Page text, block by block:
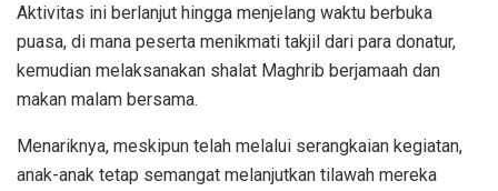
Aktivitas ini berlanjut hingga menjelang waktu berbuka
puasa, di mana peserta menikmati takjil dari para donatur,
kemudian melaksanakan shalat Maghrib berjamaah dan
makan malam bersama.
Menariknya, meskipun telah melalui serangkaian kegiatan,
anak-anak tetap semangat melanjutkan tilawah mereka